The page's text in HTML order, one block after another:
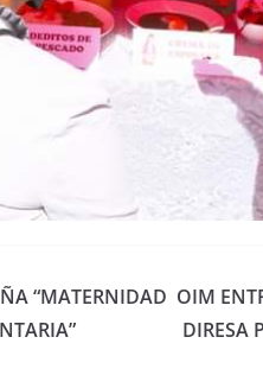
“MATERNIDAD OIM
DIRESA